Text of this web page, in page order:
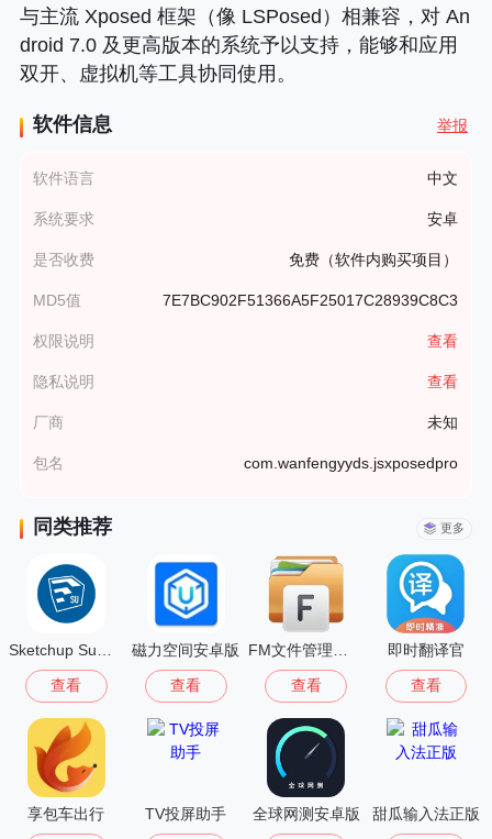
与主流 Xposed 框架（像 LSPosed）相兼容，对 An
droid 7.0 及更高版本的系统予以支持，能够和应用
双开、虚拟机等工具协同使用。
软件信息 举报
软件语言 中文
系统要求 安卓
是否收费 免费（软件内购买项目）
MD5值 7E7BC902F51366A5F25017C28939C8C3
权限说明 查看
隐私说明 查看
厂商 未知
包名 com.wanfengyyds.jsxposedpro
同类推荐 更多
查看
磁力空间安卓版
查看 查看
即时翻译官
查看
享包车出行 TV投屏助手 全球网测安卓版 甜瓜输入法正版